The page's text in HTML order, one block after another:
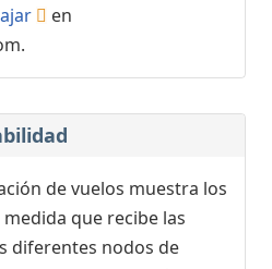
en
de vuelos muestra los
que recibe las
diferentes nodos de